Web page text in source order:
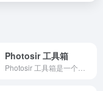
Photosir 工具箱